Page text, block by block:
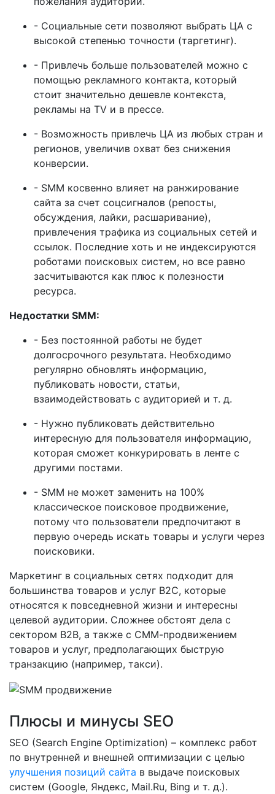
- Социальные сети позволяют выбрать ЦА с
высокой степенью точности (таргетинг).
- Привлечь больше пользователей можно с
помощью рекламного контакта, который
стоит значительно дешевле контекста,
рекламы на TV и в прессе.
- Возможность привлечь ЦА из любых стран и
регионов, увеличив охват без снижения
конверсии.
- SMM косвенно влияет на ранжирование
сайта за счет соцсигналов (репосты,
обсуждения, лайки, расшаривание),
привлечения трафика из социальных сетей и
ссылок. Последние хоть и не индексируются
роботами поисковых систем, но все равно
засчитываются как плюс к полезности
ресурса.
Недостатки SMM:
- Без постоянной работы не будет
долгосрочного результата. Необходимо
регулярно обновлять информацию,
публиковать новости, статьи,
взаимодействовать с аудиторией и т. д.
- Нужно публиковать действительно
интересную для пользователя информацию,
которая сможет конкурировать в ленте с
другими постами.
- SMM не может заменить на 100%
классическое поисковое продвижение,
потому что пользователи предпочитают в
первую очередь искать товары и услуги через
поисковики.
Маркетинг в социальных сетях подходит для
большинства товаров и услуг B2C, которые
относятся к повседневной жизни и интересны
целевой аудитории. Сложнее обстоят дела с
сектором B2B, а также с СММ-продвижением
товаров и услуг, предполагающих быструю
транзакцию (например, такси).
Плюсы и минусы SEO
SEO (Search Engine Optimization) – комплекс работ
по внутренней и внешней оптимизации с целью
улучшения позиций сайта в выдаче поисковых
систем (Google, Яндекс, Mail.Ru, Bing и т. д.).